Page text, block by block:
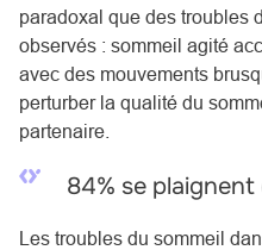
paradoxal que des troubles
observés : sommeil agité
avec des mouvements
perturber la qualité du
partenaire.
84% se
Les troubles du sommeil